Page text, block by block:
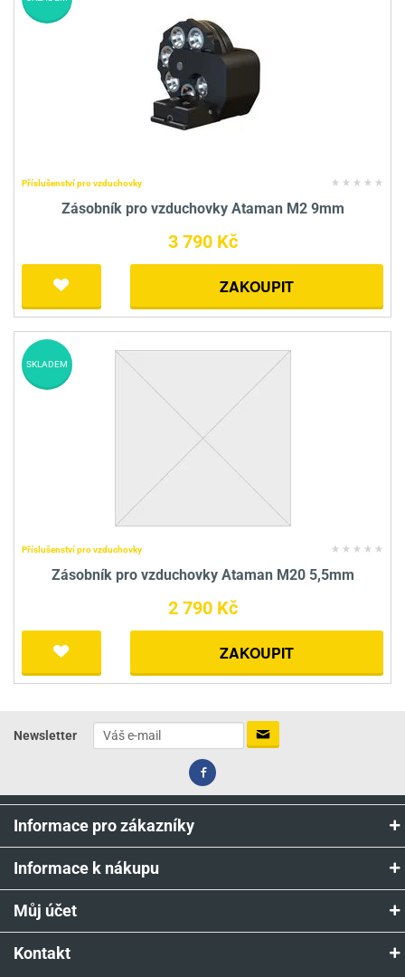
Příslušenství pro vzduchovky
Zásobník pro vzduchovky Ataman M2 9mm
3 790 Kč
ZAKOUPIT
Příslušenství pro vzduchovky
Zásobník pro vzduchovky Ataman M20 5,5mm
2 790 Kč
ZAKOUPIT
SKLADEM
Newsletter
Informace pro zákazníky
Informace k nákupu
Můj účet
Kontakt